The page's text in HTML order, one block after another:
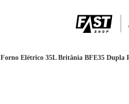
Forno Elétrico 35L Britânia BFE35 Dupla